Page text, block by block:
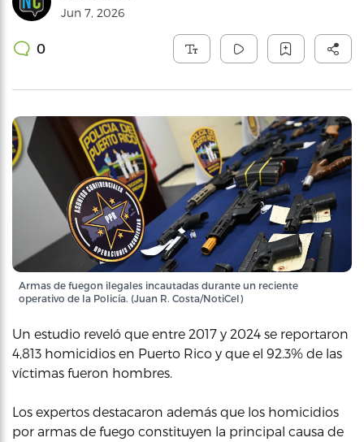
Jun 7, 2026
0
Armas de fuegon ilegales incautadas durante un reciente
operativo de la Policía. (Juan R. Costa/NotiCel)
Un estudio reveló que entre 2017 y 2024 se reportaron
4,813 homicidios en Puerto Rico y que el 92.3% de las
víctimas fueron hombres.
Los expertos destacaron además que los homicidios
por armas de fuego constituyen la principal causa de